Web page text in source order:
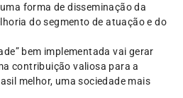
forma de disseminação da
do segmento de atuação e do
bem implementada vai gerar
contribuição valiosa para a
melhor, uma sociedade mais